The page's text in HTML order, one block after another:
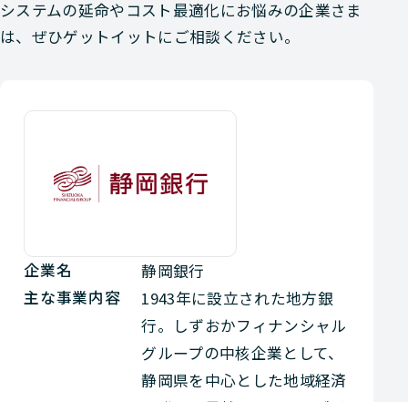
システムの延命やコスト最適化にお悩みの企業さま
は、ぜひゲットイットにご相談ください。
企業名
静岡銀行
主な事業内容
1943年に設立された地方銀
行。しずおかフィナンシャル
グループの中核企業として、
静岡県を中心とした地域経済